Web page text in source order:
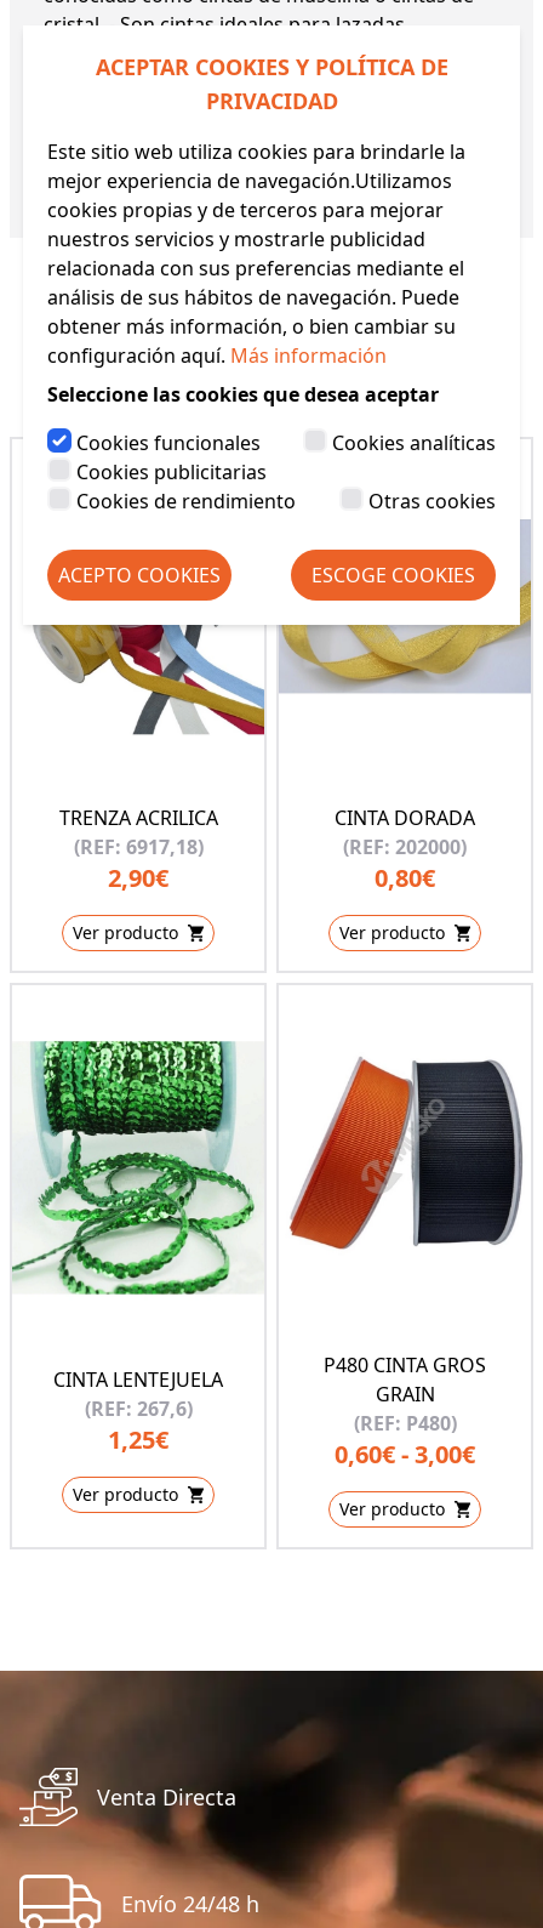
cristal. - Son cintas ideales para lazadas,
decoración de tocados. - Existe una gran
variedad de colores y anchos en este tipo de
cintas. - Medidas disponibles: 6 mm, 15 mm, 25
mm, 38 mm y 66 mm. - Composición: 100%
Poliamida. - Venta mínima 1 metro.
Referencia:
0450
Productos Relacionados
TRENZA ACRILICA
(REF: 6917,18)
2,90€
Ver producto
CINTA DORADA
(REF: 202000)
0,80€
Ver producto
CINTA LENTEJUELA
(REF: 267,6)
1,25€
Ver producto
P480 CINTA GROS
GRAIN
(REF: P480)
0,60€ - 3,00€
Ver producto
Venta Directa
Envío 24/48 h
ACEPTAR COOKIES Y POLÍTICA DE
PRIVACIDAD
Este sitio web utiliza cookies para brindarle la
mejor experiencia de navegación.Utilizamos
cookies propias y de terceros para mejorar
nuestros servicios y mostrarle publicidad
relacionada con sus preferencias mediante el
análisis de sus hábitos de navegación. Puede
obtener más información, o bien cambiar su
configuración aquí. Más información
Seleccione las cookies que desea aceptar
Cookies funcionales
Cookies analíticas
Cookies publicitarias
Cookies de rendimiento
Otras cookies
ACEPTO COOKIES ESCOGE COOKIES